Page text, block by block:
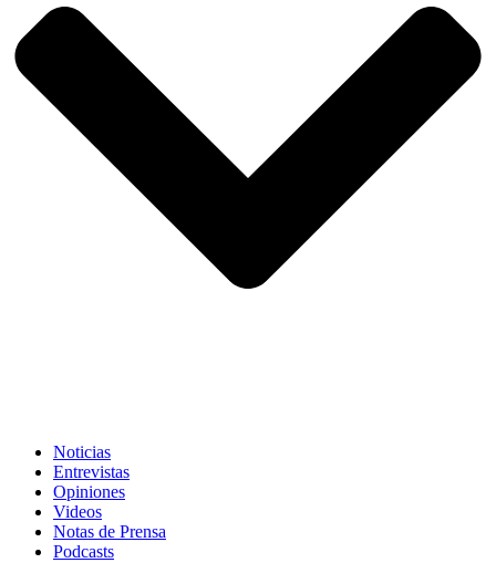
Noticias
Entrevistas
Opiniones
Videos
Notas de Prensa
Podcasts